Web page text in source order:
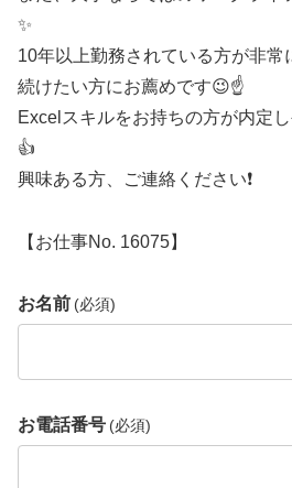
✨
10年以上勤務されている方が非常
続けたい方にお薦めです😉☝️
Excelスキルをお持ちの方が内定
👍
興味ある方、ご連絡ください❗
【お仕事No. 16075】
お名前 (必須)
お電話番号 (必須)